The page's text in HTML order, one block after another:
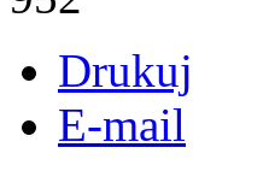
Drukuj
E-mail